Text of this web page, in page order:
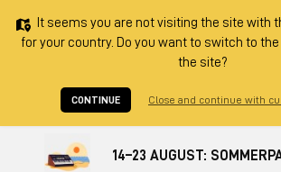
It seems you are not visiting the site with
for your country. Do you want to switch to
the site?
CONTINUE Close and continue with
14–23 AUGUST: